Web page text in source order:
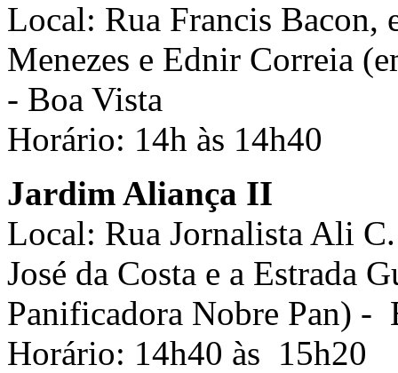
Local: Rua Francis Bacon,
Menezes e Ednir Correia
- Boa Vista
Horário: 14h às 14h40
Jardim Aliança II
Local: Rua Jornalista Ali
José da Costa e a Estrada
Panificadora Nobre Pan) -
Horário: 14h40 às 15h20